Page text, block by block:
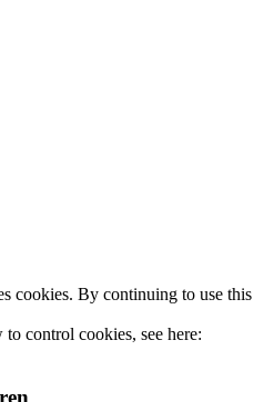
cookies. By continuing to use this
control cookies, see here: